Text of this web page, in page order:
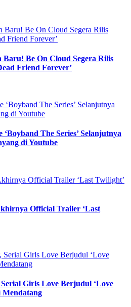
Be On Cloud Segera Rilis
Friend Forever’
The Series’ Selanjutnya
di Youtube
Official Trailer ‘Last
Girls Love Berjudul ‘Love
Mendatang